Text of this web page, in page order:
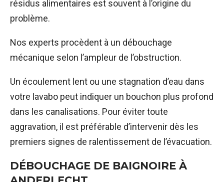
résidus alimentaires est souvent à l’origine du
problème.
Nos experts procèdent à un débouchage
mécanique selon l’ampleur de l’obstruction.
Un écoulement lent ou une stagnation d’eau dans
votre lavabo peut indiquer un bouchon plus profond
dans les canalisations. Pour éviter toute
aggravation, il est préférable d’intervenir dès les
premiers signes de ralentissement de l’évacuation.
DÉBOUCHAGE DE BAIGNOIRE À